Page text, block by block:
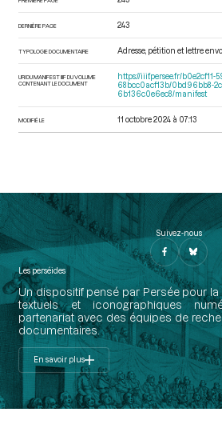
DERNIÈRE PAGE 243
TYPOLOGIE DOCUMENTAIRE Adresse, pétition et lettre
URI DU MANIFEST IIIF DU VOLUME
CONTENANT LE DOCUMENT
https://iiif.persee.fr/b0e2cf11-
68bcc0acf13b/0bd96bb8-
6b136c0e6ec8/manifest
MODIFIÉ LE 11 octobre 2024 à 07:13
Suivez-nous
Les perséides
Un dispositif pensé par Persée pour
textuels et iconographiques
partenariat avec des équipes de
documentaires.
En savoir plus